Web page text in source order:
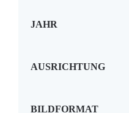
JAHR
AUSRICHTUNG
BILDFORMAT